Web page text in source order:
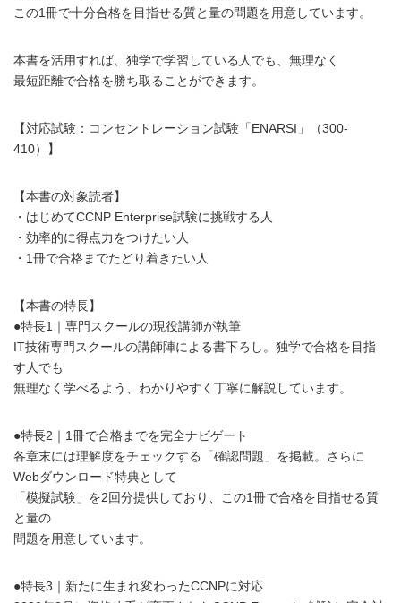
この1冊で十分合格を目指せる質と量の問題を用意しています。
本書を活用すれば、独学で学習している人でも、無理なく
最短距離で合格を勝ち取ることができます。
【対応試験：コンセントレーション試験「ENARSI」（300-
410）】
【本書の対象読者】
・はじめてCCNP Enterprise試験に挑戦する人
・効率的に得点力をつけたい人
・1冊で合格までたどり着きたい人
【本書の特長】
●特長1｜専門スクールの現役講師が執筆
IT技術専門スクールの講師陣による書下ろし。独学で合格を目指
す人でも
無理なく学べるよう、わかりやすく丁寧に解説しています。
●特長2｜1冊で合格までを完全ナビゲート
各章末には理解度をチェックする「確認問題」を掲載。さらに
Webダウンロード特典として
「模擬試験」を2回分提供しており、この1冊で合格を目指せる質
と量の
問題を用意しています。
●特長3｜新たに生まれ変わったCCNPに対応